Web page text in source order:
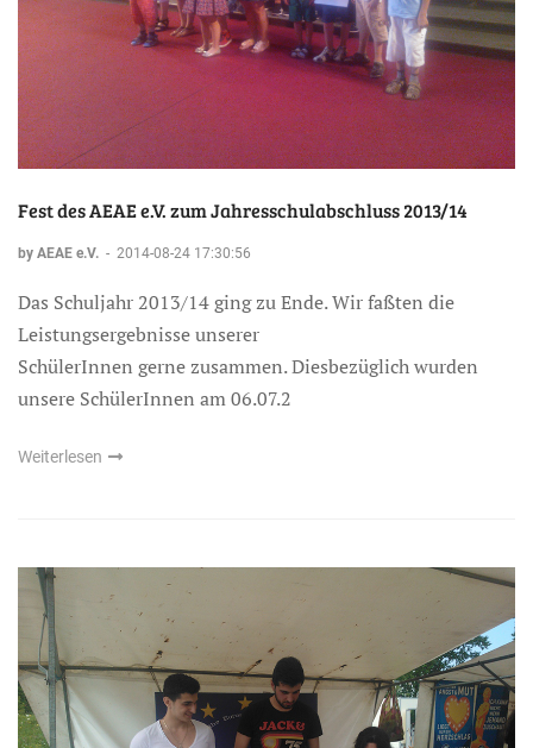
Fest des AEAE e.V. zum Jahresschulabschluss 2013/14
by AEAE e.V. - 2014-08-24 17:30:56
Das Schuljahr 2013/14 ging zu Ende. Wir faßten die
Leistungsergebnisse unserer
SchülerInnen gerne zusammen. Diesbezüglich wurden
unsere SchülerInnen am 06.07.2
Weiterlesen